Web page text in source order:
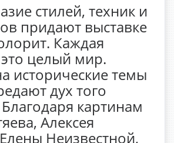
стилей, техник и
придают выставке
Каждая
целый мир.
исторические темы
дух того
картинам
Алексея
Неизвестной,